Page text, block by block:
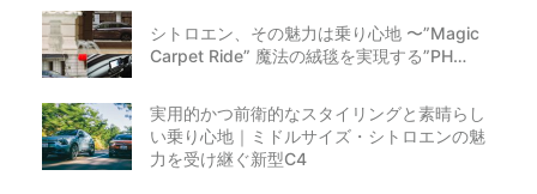
シトロエン、その魅力は乗り心地 〜”Magic
Carpet Ride” 魔法の絨毯を実現する”PH…
実用的かつ前衛的なスタイリングと素晴らし
い乗り心地｜ミドルサイズ・シトロエンの魅
力を受け継ぐ新型C4